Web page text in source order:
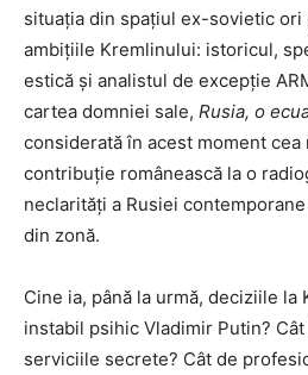
situația din spațiul ex-sovietic ori
ambițiile Kremlinului: istoricul,
estică și analistul de excepție
cartea domniei sale, Rusia, o
considerată în acest moment
contribuție românească la o
neclarități a Rusiei
din zonă.
Cine ia, până la urmă, deciziile la
instabil psihic Vladimir Putin?
serviciile secrete? Cât de